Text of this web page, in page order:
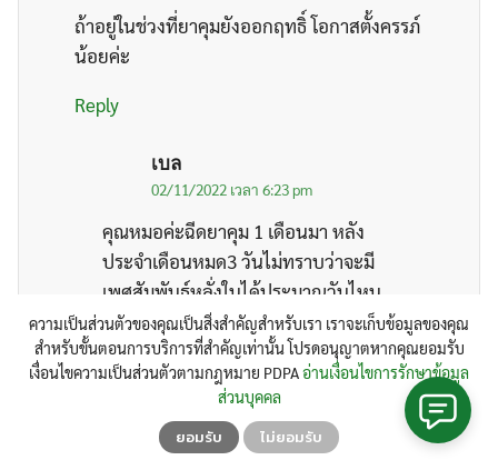
ความเป็นส่วนตัวของคุณเป็นสิ่งสำคัญสำหรับเรา เราจะเก็บข้อมูลของคุณ
สำหรับขั้นตอนการบริการที่สำคัญเท่านั้น โปรดอนุญาตหากคุณยอมรับ
เงื่อนไขความเป็นส่วนตัวตามกฎหมาย PDPAอ่านเงื่อนไขการรักษาข้อมูล
ส่วนบุคคล
ยอมรับ ไม่ยอมรับ
ถ้าอยู่ในช่วงที่ยาคุมยังออกฤทธิ์ โอกาสตั้งครรภ์
น้อยค่ะ
Reply
เบล
02/11/2022 เวลา 6:23 pm
คุณหมอค่ะฉีดยาคุม 1 เดือนมา หลัง
ประจำเดือนหมด3 วันไม่ทราบว่าจะมี
เพศสัมพันธ์ุหลั่งในได้ประมาณวันไหน
ค่ะ เห็นคุณหมอบอก 2 สัปดาห์ว่าแต่
ทำไมนานจังค่ะ ประมาณ6-7วันมีเพศ
สัมพันได้ยังค่ะ